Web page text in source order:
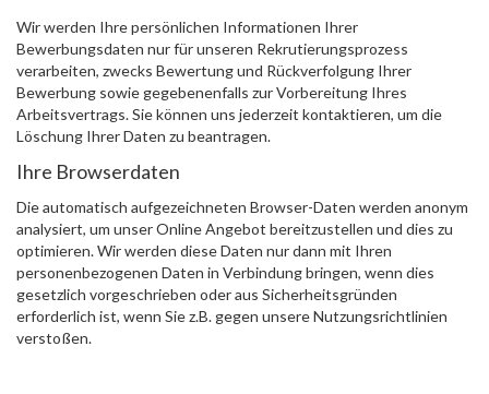
Wir werden Ihre persönlichen Informationen Ihrer
Bewerbungsdaten nur für unseren Rekrutierungsprozess
verarbeiten, zwecks Bewertung und Rückverfolgung Ihrer
Bewerbung sowie gegebenenfalls zur Vorbereitung Ihres
Arbeitsvertrags. Sie können uns jederzeit kontaktieren, um die
Löschung Ihrer Daten zu beantragen.
Ihre Browserdaten
Die automatisch aufgezeichneten Browser-Daten werden anonym
analysiert, um unser Online Angebot bereitzustellen und dies zu
optimieren. Wir werden diese Daten nur dann mit Ihren
personenbezogenen Daten in Verbindung bringen, wenn dies
gesetzlich vorgeschrieben oder aus Sicherheitsgründen
erforderlich ist, wenn Sie z.B. gegen unsere Nutzungsrichtlinien
verstoßen.